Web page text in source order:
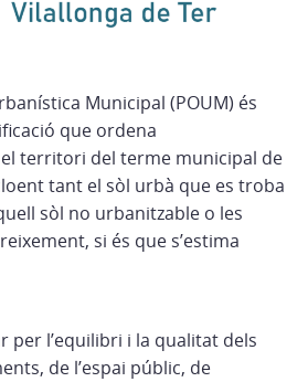
Municipal (POUM) és
que ordena
territori del terme municipal de
tant el sòl urbà que es troba
sòl no urbanitzable o les
si és que s’estima
per l’equilibri i la qualitat dels
de l’espai públic, de